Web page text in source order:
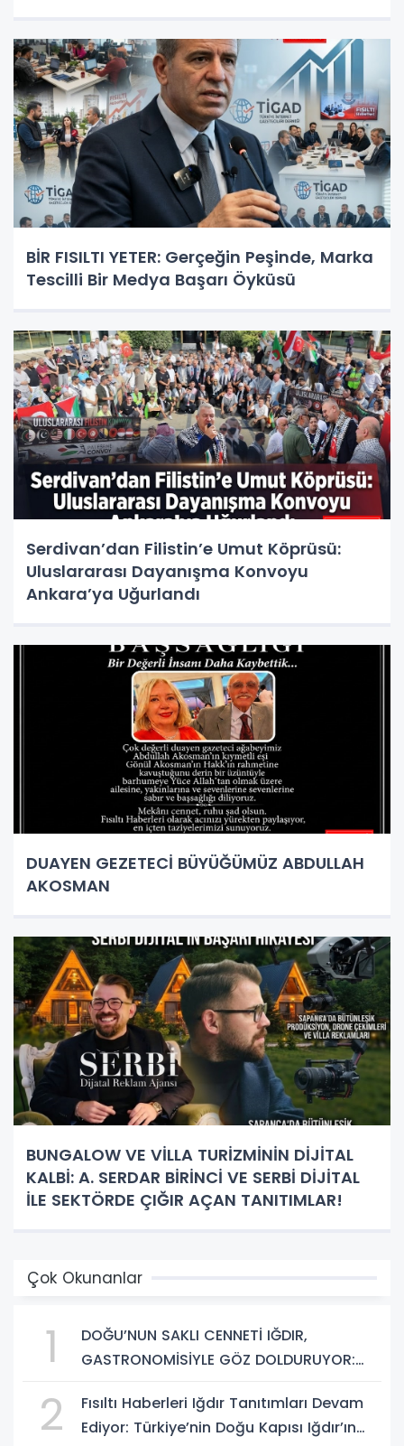
BİR FISILTI YETER: Gerçeğin Peşinde, Marka
Tescilli Bir Medya Başarı Öyküsü
Serdivan’dan Filistin’e Umut Köprüsü:
Uluslararası Dayanışma Konvoyu
Ankara’ya Uğurlandı
DUAYEN GEZETECİ BÜYÜĞÜMÜZ ABDULLAH
AKOSMAN
BUNGALOW VE VİLLA TURİZMİNİN DİJİTAL
KALBİ: A. SERDAR BİRİNCİ VE SERBİ DİJİTAL
İLE SEKTÖRDE ÇIĞIR AÇAN TANITIMLAR!
Çok Okunanlar
1
DOĞU’NUN SAKLI CENNETİ IĞDIR,
GASTRONOMİSİYLE GÖZ DOLDURUYOR:
BULUŞMA NOKTASI
2
Fısıltı Haberleri Iğdır Tanıtımları Devam
Ediyor: Türkiye’nin Doğu Kapısı Iğdır’ın